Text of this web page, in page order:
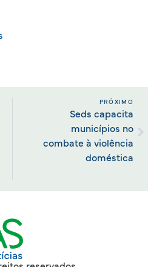
PRÓXIMO
Seds capacita
municípios no
combate à violência
doméstica